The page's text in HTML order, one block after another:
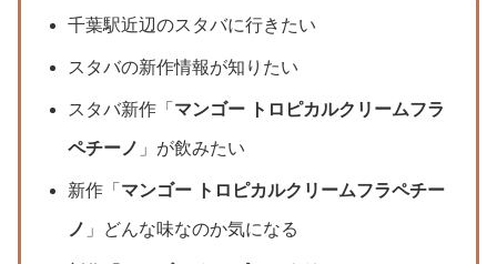
千葉駅近辺のスタバに行きたい
スタバの新作情報が知りたい
スタバ新作「 マンゴー トロピカルクリームフラ
ペチーノ 」が飲みたい
新作「 マンゴー トロピカルクリームフラペチー
ノ 」どんな味なのか気になる